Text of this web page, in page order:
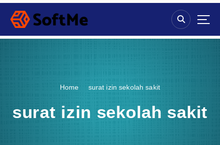
S
p
Home surat izin sekolah sakit
surat izin sekolah sakit